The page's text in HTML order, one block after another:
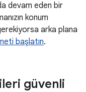
devam eden bir
konum
arka plana
başlatın.
güvenli